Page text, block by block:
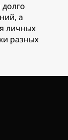
а
личных
разных